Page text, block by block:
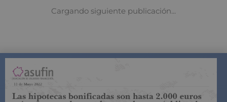
COMPARADOR DE SEGUROS DE VIDASUJETO A LA